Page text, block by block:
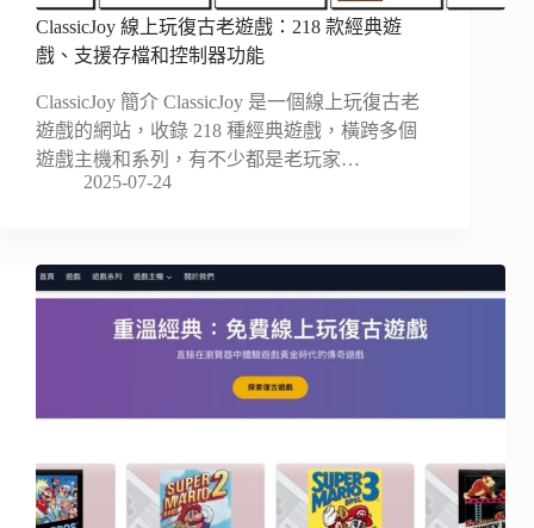
ClassicJoy 線上玩復古老遊戲：218 款經典遊
戲、支援存檔和控制器功能
ClassicJoy 簡介 ClassicJoy 是一個線上玩復古老
遊戲的網站，收錄 218 種經典遊戲，橫跨多個
遊戲主機和系列，有不少都是老玩家…
2025-07-24